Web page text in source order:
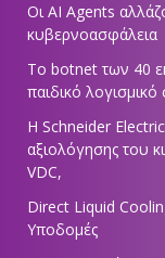
Οι AI Agents
κυβερνοασφάλεια
Το botnet των 40
παιδικό
Η Schneider
αξιολόγησης του
VDC,
Direct Liquid
Υποδομές